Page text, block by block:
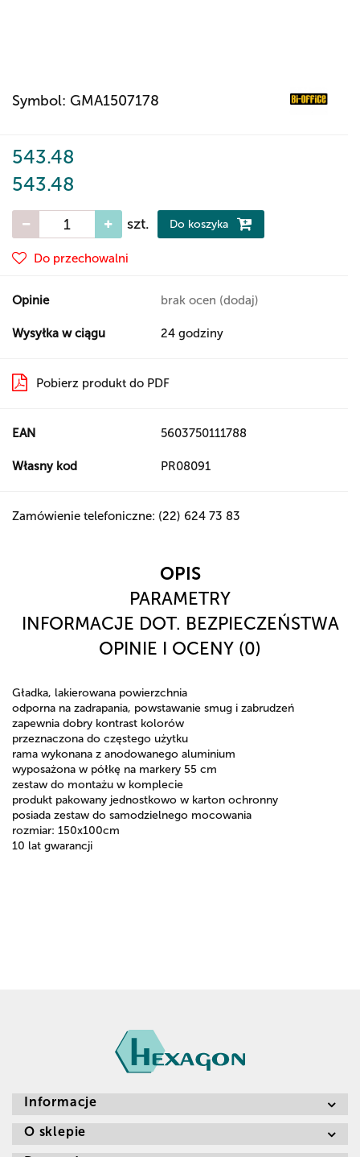
Symbol: GMA1507178
543.48
543.48
szt. Do koszyka
Do przechowalni
Opinie brak ocen (dodaj)
Wysyłka w ciągu 24 godziny
Pobierz produkt do PDF
EAN 5603750111788
Własny kod PR08091
Zamówienie telefoniczne: (22) 624 73 83
OPIS
PARAMETRY
INFORMACJE DOT. BEZPIECZEŃSTWA
OPINIE I OCENY (0)
Gładka, lakierowana powierzchnia
odporna na zadrapania, powstawanie smug i zabrudzeń
zapewnia dobry kontrast kolorów
przeznaczona do częstego użytku
rama wykonana z anodowanego aluminium
wyposażona w półkę na markery 55 cm
zestaw do montażu w komplecie
produkt pakowany jednostkowo w karton ochronny
posiada zestaw do samodzielnego mocowania
rozmiar: 150x100cm
10 lat gwarancji
Informacje
O sklepie